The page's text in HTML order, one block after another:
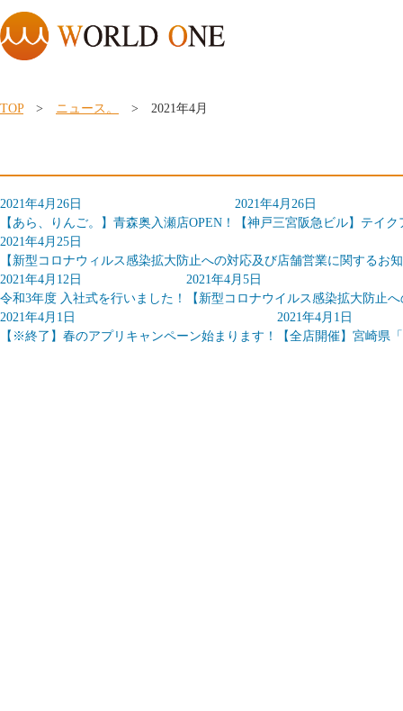
TOP> ニュース。 > 2021年4月
2021年4月26日
【あら、りんご。】青森奥入瀬店OPEN！
2021年4月26日
【神戸三宮阪急ビル】テイ
2021年4月25日
【新型コロナウィルス感染拡大防止への対応及び店舗営業に関するお
2021年4月12日
令和3年度 入社式を行いました！
2021年4月5日
【新型コロナウイルス感染拡大防止
2021年4月1日
【※終了】春のアプリキャンペーン始まります！
2021年4月1日
【全店開催】宮崎県